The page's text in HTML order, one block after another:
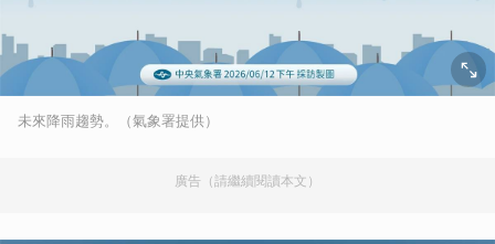
未來降雨趨勢。（氣象署提供）
廣告（請繼續閱讀本文）